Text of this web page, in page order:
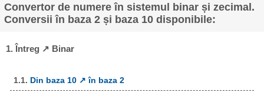
Convertor de numere în sistemul binar și zecimal.
Conversii în baza 2 și baza 10 disponibile:
1. Întreg ↗ Binar
1.1. Din baza 10 ↗ în baza 2